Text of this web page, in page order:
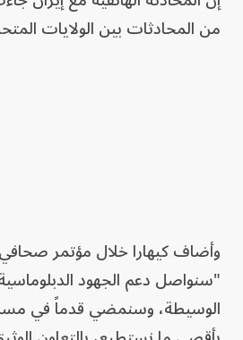
من المحادثات بين الولايات
وأضاف كيهارا خلال مؤتمر
"سنواصل دعم الجهود
الوسيطة، وسنمضي قدماً في